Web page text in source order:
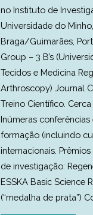
no Instituto de
Universidade do
Braga/Guimarães,
Group – 3 B’s
Tecidos e Medicina
Arthroscopy) Journal
Treino Científico.
Inúmeras
formação (incluindo
internacionais.
de investigação:
ESSKA Basic Science
(“medalha de prata”)